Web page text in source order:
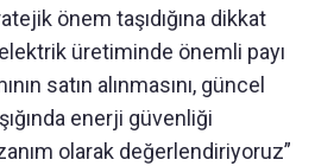
önem taşıdığına dikkat
üretiminde önemli payı
satın alınmasını, güncel
enerji güvenliği
olarak değerlendiriyoruz”